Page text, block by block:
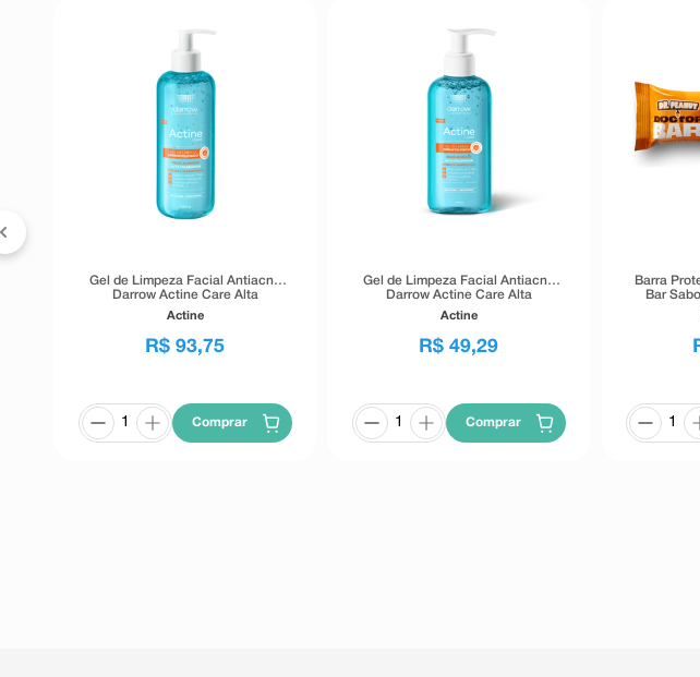
Gel de Limpeza Facial Antiacne
Darrow Actine Care Alta
Tolerância 400g
Actine
R$ 93,75
Comprar
Gel de Limpeza Facial Antiacne
Darrow Actine Care Alta
Tolerância 140g
Actine
R$ 49,29
Comprar
Barra
Bar